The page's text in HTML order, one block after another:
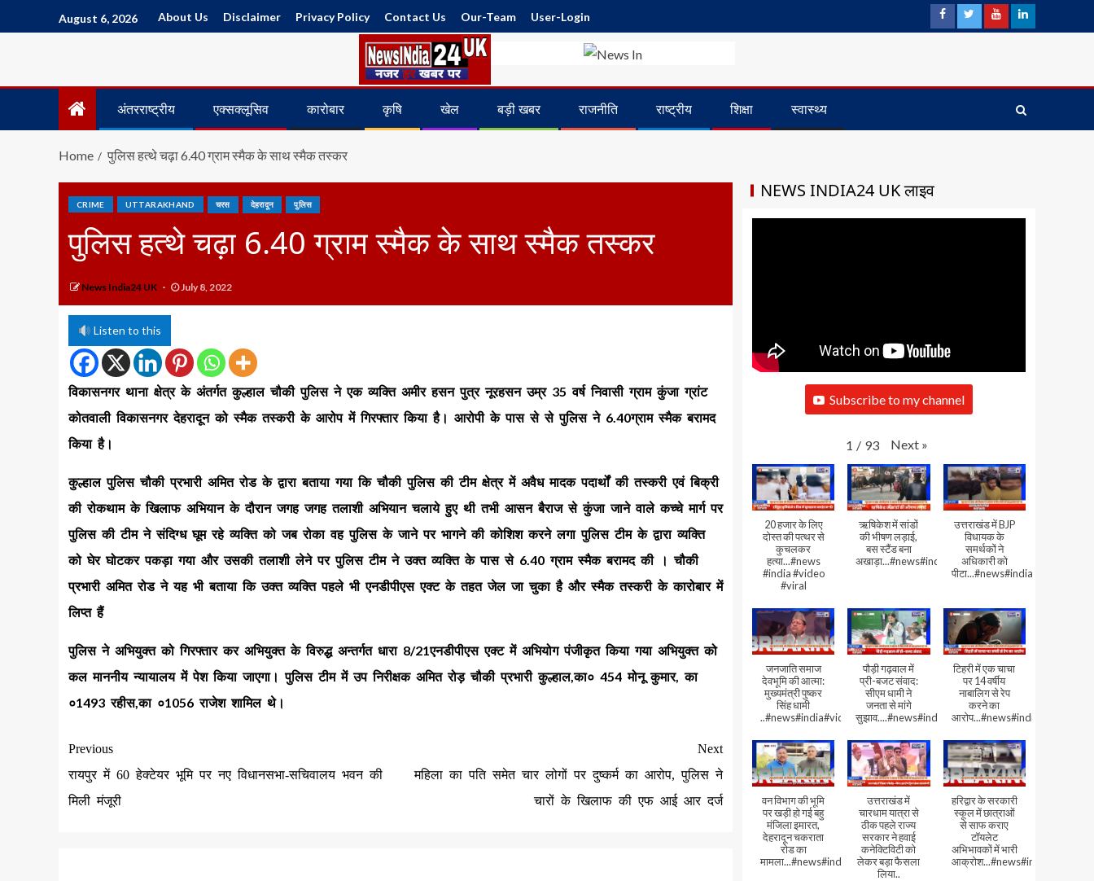
August 6, 2026 About Us Disclaimer Privacy Policy Contact Us Our-Team User-Login
अंतरराष्ट्रीय एक्सक्लूसिव कारोबार कृषि खेल बड़ी खबर राजनीति राष्ट्रीय शिक्षा स्वास्थ्य
Home पुलिस हत्थे चढ़ा 6.40 ग्राम स्मैक के साथ स्मैक तस्कर
CRIME UTTARAKHAND चरस देहरादून पुलिस
पुलिस हत्थे चढ़ा 6.40 ग्राम स्मैक के साथ स्मैक तस्कर
News India24 UK July 8, 2022
Listen to this
विकासनगर थाना क्षेत्र के अंतर्गत कुल्हाल चौकी पुलिस ने एक व्यक्ति अमीर हसन पुत्र नूरहसन उम्र 35 वर्ष निवासी ग्राम कुंजा ग्रांट
कोतवाली विकासनगर देहरादून को स्मैक तस्करी के आरोप में गिरफ्तार किया है। आरोपी के पास से से पुलिस ने 6.40ग्राम स्मैक बरामद
किया है।
कुल्हाल पुलिस चौकी प्रभारी अमित रोड के द्वारा बताया गया कि चौकी पुलिस की टीम क्षेत्र में अवैध मादक पदार्थों की तस्करी एवं बिक्री
की रोकथाम के खिलाफ अभियान के दौरान जगह जगह तलाशी अभियान चलाये हुए थी तभी आसन बैराज से कुंजा जाने वाले कच्चे मार्ग पर
पुलिस की टीम ने संदिग्ध घूम रहे व्यक्ति को जब रोका वह पुलिस के जाने पर भागने की कोशिश करने लगा पुलिस टीम के द्वारा व्यक्ति
को घेर घोटकर पकड़ा गया और उसकी तलाशी लेने पर पुलिस टीम ने उक्त व्यक्ति के पास से 6.40 ग्राम स्मैक बरामद की । चौकी
प्रभारी अमित रोड ने यह भी बताया कि उक्त व्यक्ति पहले भी एनडीपीएस एक्ट के तहत जेल जा चुका है और स्मैक तस्करी के कारोबार में
लिप्त हैं
पुलिस ने अभियुक्त को गिरफ्तार कर अभियुक्त के विरुद्ध अन्तर्गत धारा 8/21एनडीपीएस एक्ट में अभियोग पंजीकृत किया गया अभियुक्त को
कल माननीय न्यायालय में पेश किया जाएगा। पुलिस टीम में उप निरीक्षक अमित रोड़ चौकी प्रभारी कुल्हाल,का० 454 मोनू कुमार, का
०1493 रहीस,का ०1056 राजेश शामिल थे।
Previous
रायपुर में 60 हेक्टेयर भूमि पर नए विधानसभा-सचिवालय भवन की
मिली मंजूरी
Next
महिला का पति समेत चार लोगों पर दुष्कर्म का आरोप, पुलिस ने
चारों के खिलाफ की एफ आई आर दर्ज
NEWS INDIA24 UK लाइव
Subscribe to my channel
1 / 93 Next »
20 हजार के लिए
दोस्त की पत्थर से
कुचलकर
हत्या...#news
#india #video
#viral
ऋषिकेश में सांडों
की भीषण लड़ाई,
बस स्टैंड बना
अखाड़ा...#news#india#video#viral
उत्तराखंड में BJP
विधायक के
समर्थकों ने
अधिकारी को
पीटा...#news#india#video#viral
जनजाति समाज
देवभूमि की आत्मा:
मुख्यमंत्री पुष्कर
सिंह धामी
..#news#india#video#viral
पौड़ी गढ़वाल में
प्री-बजट संवाद:
सीएम धामी ने
जनता से मांगे
सुझाव....#news#india#video#viral
टिहरी में एक चाचा
पर 14 वर्षीय
नाबालिग से रेप
करने का
आरोप...#news#india#video
वन विभाग की भूमि
पर खड़ी हो गई बहु
मंजिला इमारत,
देहरादून चकराता
रोड का
मामला...#news#india#video
उत्तराखंड में
चारधाम यात्रा से
ठीक पहले राज्य
सरकार ने हवाई
कनेक्टिविटी को
लेकर बड़ा फैसला
लिया..
हरिद्वार के सरकारी
स्कूल में छात्राओं
से साफ कराए
टॉयलेट
अभिभावकों में भारी
आक्रोश...#news#india